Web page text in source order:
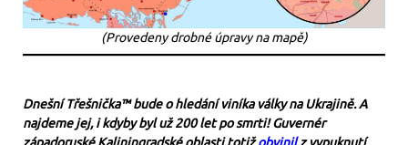
(Provedeny drobné úpravy na mapě)
Dnešní Třešnička™ bude o hledání viníka války na Ukrajině. A
najdeme jej, i kdyby byl už 200 let po smrti! Guvernér